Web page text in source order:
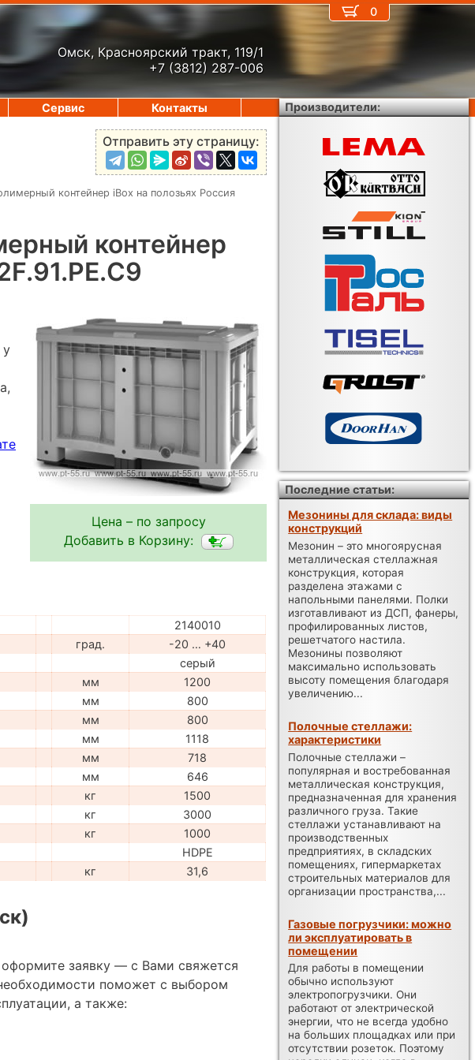
Омск, Красноярский тракт, 119/1
+7 (3812) 287-006
Отправить эту страницу:
контейнер iBox на полозьях Россия
контейнер
Цена – по запросу
Добавить в Корзину:
у
2140010
град.
-20 … +40
серый
мм
1200
мм
800
мм
800
мм
1118
мм
718
мм
646
кг
1500
кг
3000
кг
1000
HDPE
кг 31,6
заявку — с Вами свяжется
поможет с выбором
а также:
0
Сервис Контакты Производители:
Последние статьи:
Мезонины для склада: виды
конструкций
Мезонин – это многоярусная
металлическая стеллажная
конструкция, которая
разделена этажами с
напольными панелями. Полки
изготавливают из ДСП, фанеры,
профилированных листов,
решетчатого настила.
Мезонины позволяют
максимально использовать
высоту помещения благодаря
увеличению...
Полочные стеллажи:
характеристики
Полочные стеллажи –
популярная и востребованная
металлическая конструкция,
предназначенная для хранения
различного груза. Такие
стеллажи устанавливают на
производственных
предприятиях, в складских
помещениях, гипермаркетах
строительных материалов для
организации пространства,...
Газовые погрузчики: можно
ли эксплуатировать в
помещении
Для работы в помещении
обычно используют
электропогрузчики. Они
работают от электрической
энергии, что не всегда удобно
на больших площадках или при
отсутствии розеток. Поэтому